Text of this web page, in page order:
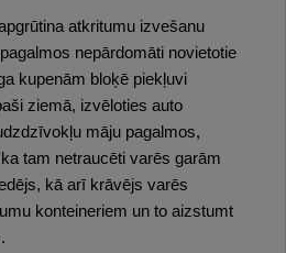
atkritumu izvešanu
nepārdomāti novietotie
kupenām bloķē piekļuvi
ziemā, izvēloties auto
māju pagalmos,
tam netraucēti varēs garām
kā arī krāvējs varēs
konteineriem un to aizstumt